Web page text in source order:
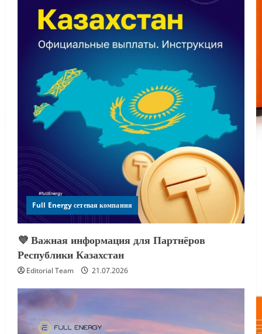
Full Energy сетевая компания
💜 Важная информация для Партнёров
Республики Казахстан
Editorial Team 21.07.2026